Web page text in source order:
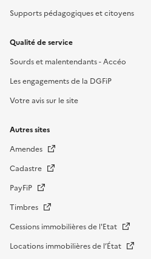
Supports pédagogiques et citoyens
Qualité de service
Sourds et malentendants - Accéo
Les engagements de la DGFiP
Votre avis sur le site
Autres sites
Amendes
Cadastre
PayFiP
Timbres
Cessions immobilières de l'Etat
Locations immobilières de l’État